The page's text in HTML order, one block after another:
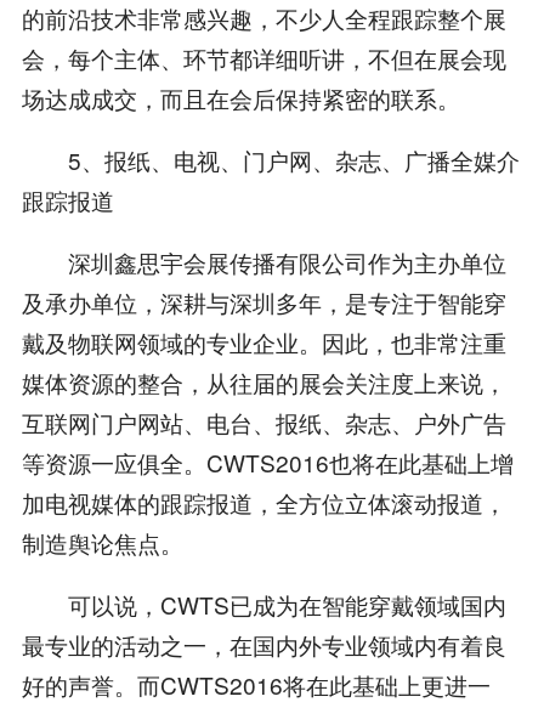
的前沿技术非常感兴趣，不少人全程跟踪整个展
会，每个主体、环节都详细听讲，不但在展会现
场达成成交，而且在会后保持紧密的联系。
5、报纸、电视、门户网、杂志、广播全媒介
跟踪报道
深圳鑫思宇会展传播有限公司作为主办单位
及承办单位，深耕与深圳多年，是专注于智能穿
戴及物联网领域的专业企业。因此，也非常注重
媒体资源的整合，从往届的展会关注度上来说，
互联网门户网站、电台、报纸、杂志、户外广告
等资源一应俱全。CWTS2016也将在此基础上增
加电视媒体的跟踪报道，全方位立体滚动报道，
制造舆论焦点。
可以说，CWTS已成为在智能穿戴领域国内
最专业的活动之一，在国内外专业领域内有着良
好的声誉。而CWTS2016将在此基础上更进一